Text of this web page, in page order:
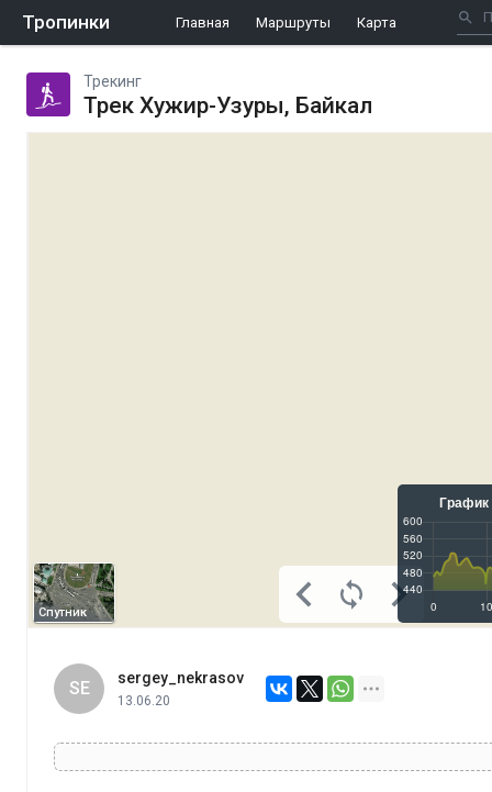
Тропинки Главная Маршруты Карта
Трекинг
Трек Хужир-Узуры, Байкал
Спутник
SE
sergey_nekrasov
13.06.20